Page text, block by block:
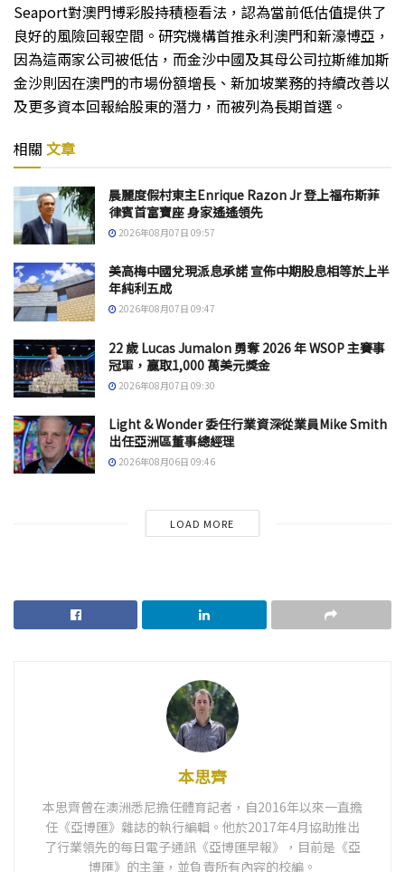
Seaport對澳門博彩股持積極看法，認為當前低估值提供了
良好的風險回報空間。研究機構首推永利澳門和新濠博亞，
因為這兩家公司被低估，而金沙中國及其母公司拉斯維加斯
金沙則因在澳門的市場份額增長、新加坡業務的持續改善以
及更多資本回報給股東的潛力，而被列為長期首選。
相關 文章
晨麗度假村東主Enrique Razon Jr 登上福布斯菲
律賓首富寶座 身家遙遙領先
2026年08月07日 09:57
美高梅中國兌現派息承諾 宣佈中期股息相等於上半
年純利五成
2026年08月07日 09:47
22 歲 Lucas Jumalon 勇奪 2026 年 WSOP 主賽事
冠軍，贏取1,000 萬美元獎金
2026年08月07日 09:30
Light & Wonder 委任行業資深從業員Mike Smith
出任亞洲區董事總經理
2026年08月06日 09:46
LOAD MORE
本思齊
本思齊曾在澳洲悉尼擔任體育記者，自2016年以來一直擔
任《亞博匯》雜誌的執行編輯。他於2017年4月協助推出
了行業領先的每日電子通訊《亞博匯早報》，目前是《亞
博匯》的主筆，並負責所有內容的校編。